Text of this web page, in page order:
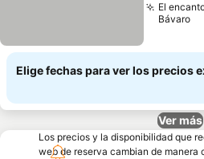
El
Bávaro
Elige fechas para ver los precios
Ver más
Los precios y la disponibilidad que
web de reserva cambian de manera